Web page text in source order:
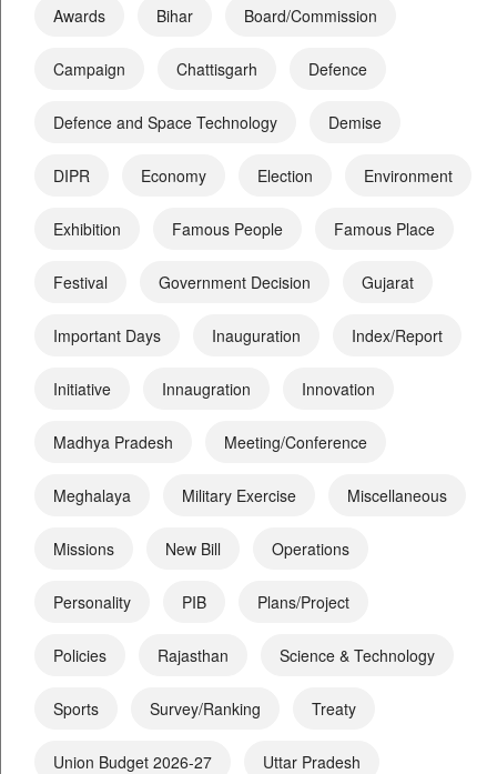
Awards Bihar Board/Commission
Campaign Chattisgarh Defence
Defence and Space Technology Demise
DIPR Economy Election Environment
Exhibition Famous People Famous Place
Festival Government Decision Gujarat
Important Days Inauguration Index/Report
Initiative Innaugration Innovation
Madhya Pradesh Meeting/Conference
Meghalaya Military Exercise Miscellaneous
Missions New Bill Operations
Personality PIB Plans/Project
Policies Rajasthan Science & Technology
Sports Survey/Ranking Treaty
Union Budget 2026-27 Uttar Pradesh